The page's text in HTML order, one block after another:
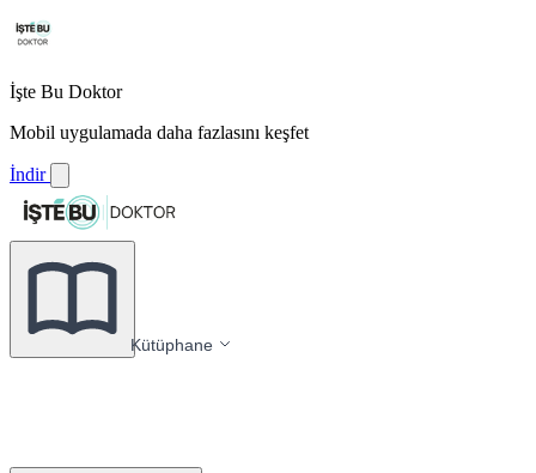
İşte Bu Doktor
Mobil uygulamada daha fazlasını keşfet
İndir
Kütüphane